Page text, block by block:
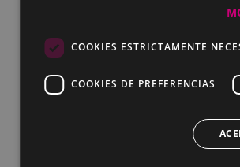
COOKIES ESTRICTAMENTE
COOKIES DE PREFERENCIAS